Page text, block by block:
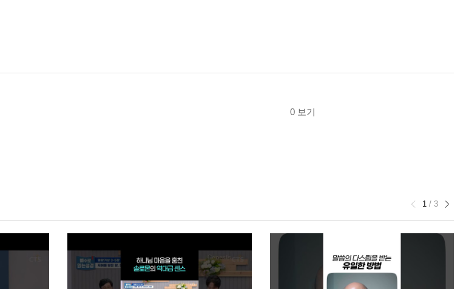
0 보기
1 / 3